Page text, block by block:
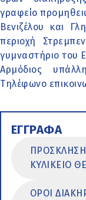
γραφείο
Βενιζέλου και
περιοχή
γυμναστήριο του
Αρμόδιος
Τηλέφωνο
ΕΓΓΡΑΦΑ
ΚΥΛΙΚΕΙΟ
ΟΡΟΙ